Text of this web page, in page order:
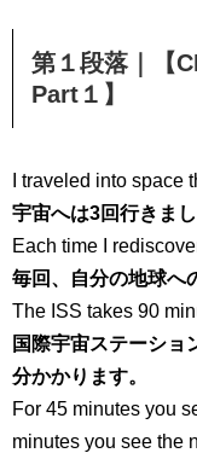
第１段落｜【
Part１】
I traveled into space
宇宙へは3回行きまし
Each time I
毎回、自分の地球へ
The ISS takes 90
国際宇宙ステーショ
分かかります。
For 45 minutes you
minutes you see the